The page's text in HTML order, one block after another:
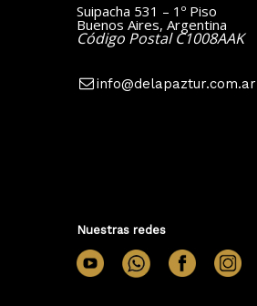
Suipacha 531 – 1º Piso
Buenos Aires, Argentina
Código Postal C1008AAK
info@delapaztur.com.ar
Nuestras redes